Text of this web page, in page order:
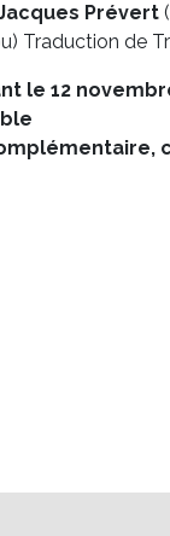
Prévert
Traduction de
le 12